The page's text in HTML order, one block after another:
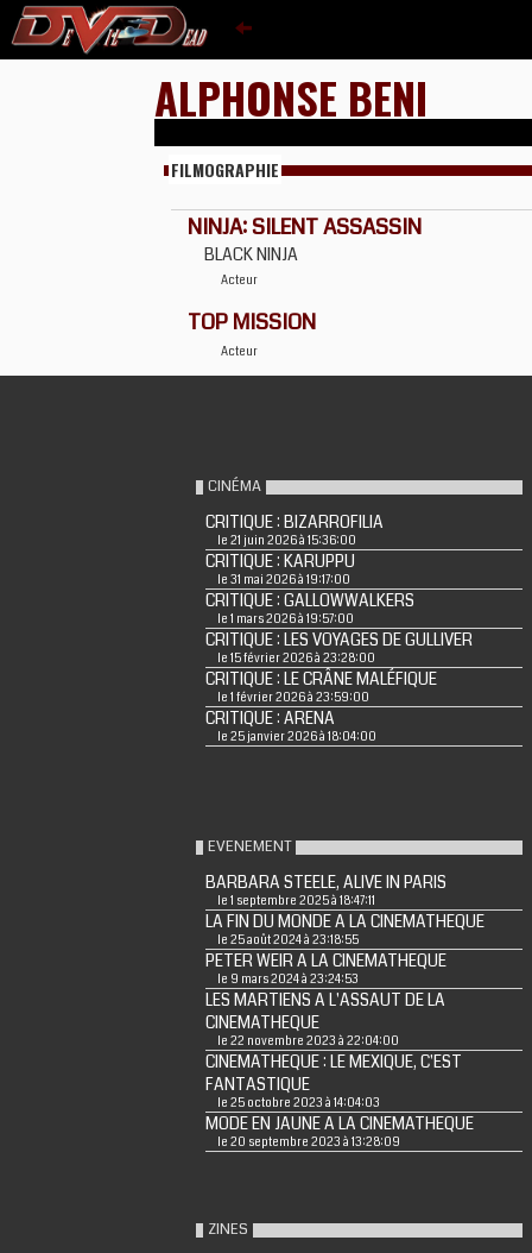
ALPHONSE BENI
FILMOGRAPHIE
NINJA: SILENT ASSASSIN
BLACK NINJA
Acteur
TOP MISSION
Acteur
CINÉMA
CRITIQUE : BIZARROFILIA
le 21 juin 2026 à 15:36:00
CRITIQUE : KARUPPU
le 31 mai 2026 à 19:17:00
CRITIQUE : GALLOWWALKERS
le 1 mars 2026 à 19:57:00
CRITIQUE : LES VOYAGES DE GULLIVER
le 15 février 2026 à 23:28:00
CRITIQUE : LE CRÂNE MALÉFIQUE
le 1 février 2026 à 23:59:00
CRITIQUE : ARENA
le 25 janvier 2026 à 18:04:00
EVENEMENT
BARBARA STEELE, ALIVE IN PARIS
le 1 septembre 2025 à 18:47:11
LA FIN DU MONDE A LA CINEMATHEQUE
le 25 août 2024 à 23:18:55
PETER WEIR A LA CINEMATHEQUE
le 9 mars 2024 à 23:24:53
LES MARTIENS A L'ASSAUT DE LA
CINEMATHEQUE
le 22 novembre 2023 à 22:04:00
CINEMATHEQUE : LE MEXIQUE, C'EST
FANTASTIQUE
le 25 octobre 2023 à 14:04:03
MODE EN JAUNE A LA CINEMATHEQUE
le 20 septembre 2023 à 13:28:09
ZINES